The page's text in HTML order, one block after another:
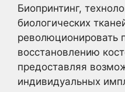
Биопринтинг,
биологических
революционировать
восстановлению
предоставляя
индивидуальных